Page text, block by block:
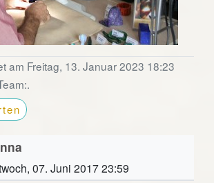
am Freitag, 13. Januar 2023 18:23
07. Juni 2017 23:59